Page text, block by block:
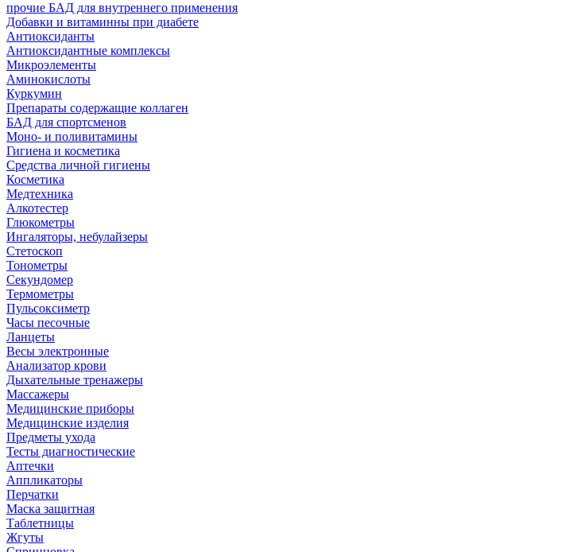
прочие БАД для внутреннего применения
Добавки и витаминны при диабете
Антиоксиданты
Антиоксидантные комплексы
Микроэлементы
Аминокислоты
Куркумин
Препараты содержащие коллаген
БАД для спортсменов
Моно- и поливитамины
Гигиена и косметика
Средства личной гигиены
Косметика
Медтехника
Алкотестер
Глюкометры
Ингаляторы, небулайзеры
Стетоскоп
Тонометры
Секундомер
Термометры
Пульсоксиметр
Часы песочные
Ланцеты
Весы электронные
Анализатор крови
Дыхательные тренажеры
Массажеры
Медицинские приборы
Медицинские изделия
Предметы ухода
Тесты диагностические
Аптечки
Аппликаторы
Перчатки
Маска защитная
Таблетницы
Жгуты